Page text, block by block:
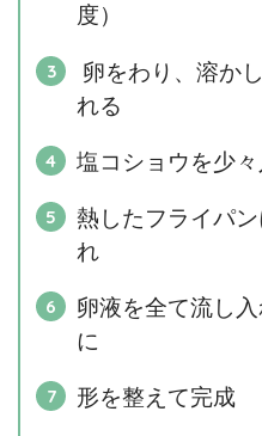
度）
卵をわり、溶か
れる
塩コショウを少
熱したフライパ
れ
卵液を全て流し
に
形を整えて完成